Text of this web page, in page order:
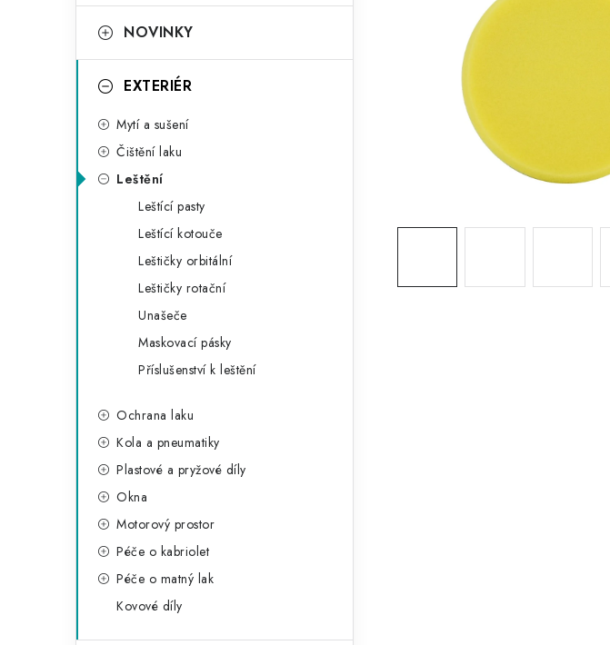
t
n
e
i
NOVINKY
EXTERIÉR
Mytí a sušení
Čištění laku
Leštění
Leštící pasty
Leštící kotouče
Leštičky orbitální
Leštičky rotační
Unašeče
Maskovací pásky
Příslušenství k leštění
Ochrana laku
Kola a pneumatiky
Plastové a pryžové díly
Okna
Motorový prostor
Péče o kabriolet
Péče o matný lak
Kovové díly